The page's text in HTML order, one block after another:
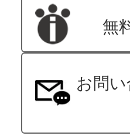
無
お問